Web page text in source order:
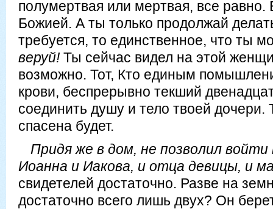
полумертвая или мертвая, все равно.
Божией. А ты только продолжай
требуется, то единственное, что ты
веруй! Ты сейчас видел на этой
возможно. Тот, Кто единым
крови, беспрерывно текший
соединить душу и тело твоей дочери.
спасена будет.
Придя же в дом, не позволил
Иоанна и Иакова, и отца девицы, и
свидетелей достаточно. Разве на
достаточно всего лишь двух? Он